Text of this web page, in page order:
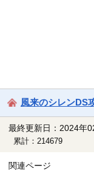
風来のシレンDS
最終更新日：2024年
累計：214679
関連ページ